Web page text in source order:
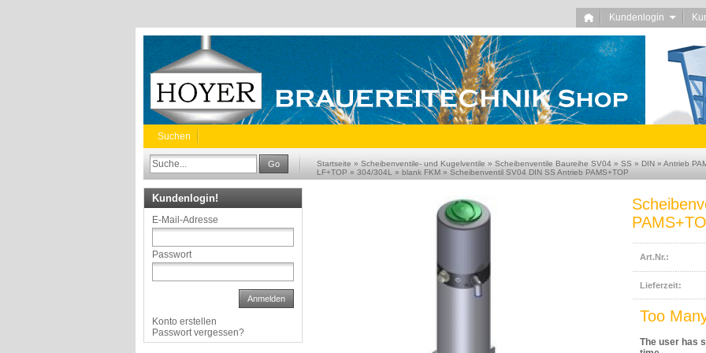
Kundenlogin
Suchen
Go Startseite » Scheibenventile- und Kugelventile » Scheibenventile Baureihe SV04 » SS » DIN » Antrieb
LF+TOP » 304/304L » blank FKM » Scheibenventil SV04 DIN SS Antrieb PAMS+TOP
Art.Nr.:
Lieferzeit:
Too
The user has
Kundenlogin!
E-Mail-Adresse
Passwort
Anmelden
Konto erstellen
Passwort vergessen?